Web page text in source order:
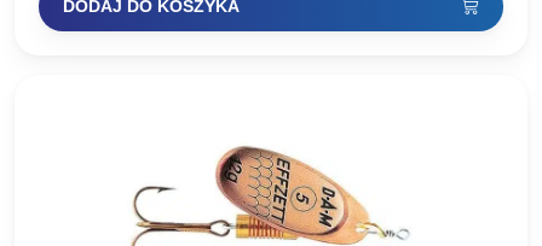
wynosiła:wynosi:
DODAJ DO KOSZYKA